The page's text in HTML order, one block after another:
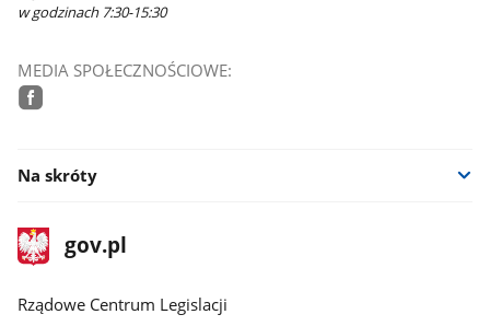
w godzinach 7:30-15:30
MEDIA SPOŁECZNOŚCIOWE:
Na skróty
stopka
gov.plStrona
gov.pl
Rządowe Centrum Legislacji